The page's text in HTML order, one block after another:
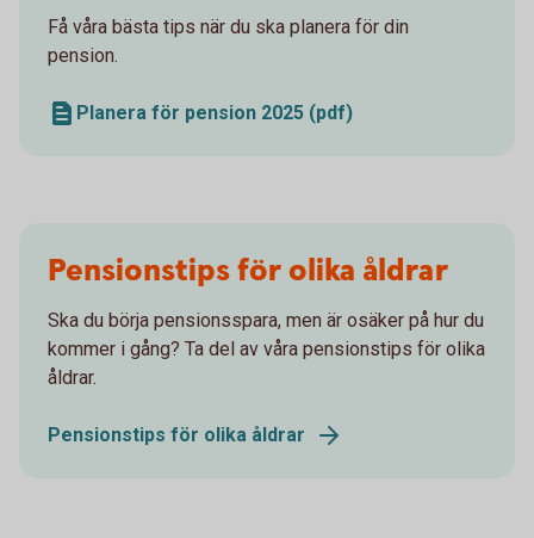
Få våra bästa tips när du ska planera för din
pension.
Planera för pension 2025 (pdf)
Pensionstips för olika åldrar
Ska du börja pensionsspara, men är osäker på hur du
kommer i gång? Ta del av våra pensionstips för olika
åldrar.
Pensionstips för olika åldrar